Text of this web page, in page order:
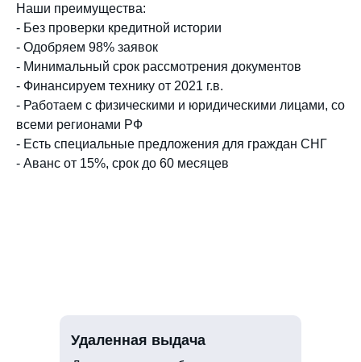
Наши преимущества:
- Без проверки кредитной истории
- Одобряем 98% заявок
- Минимальный срок рассмотрения документов
- Финансируем технику от 2021 г.в.
- Работаем с физическими и юридическими лицами, со
всеми регионами РФ
- Есть специальные предложения для граждан СНГ
- Аванс от 15%, срок до 60 месяцев
Удаленная выдача